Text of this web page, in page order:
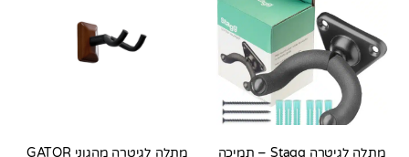
מתלה לגיטרה Stagg – תמיכה
מתלה לגיטרה מהגוני GATOR